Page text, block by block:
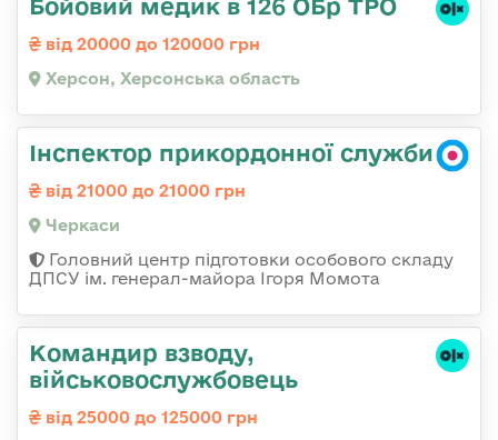
від 20000 до 120000 грн
Херсон, Херсонська область
Інспектор прикордонної служби
від 21000 до 21000 грн
Черкаси
Головний центр підготовки особового складу
ДПСУ ім. генерал-майора Ігоря Момота
Командир взводу,
військовослужбовець
від 25000 до 125000 грн